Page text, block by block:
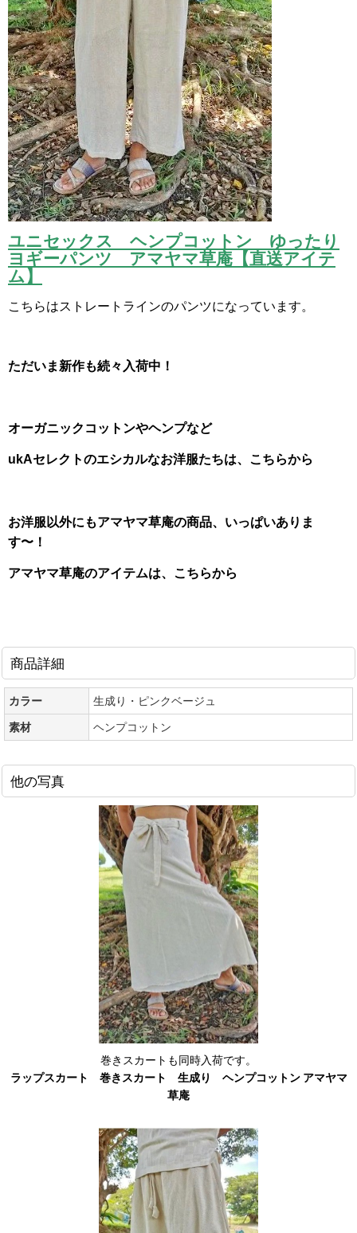
ユニセックス ヘンプコットン ゆったり
ヨギーパンツ アマヤマ草庵【直送アイテ
ム】
こちらはストレートラインのパンツになっています。
ただいま新作も続々入荷中！
オーガニックコットンやヘンプなど
ukAセレクトのエシカルなお洋服たちは、こちらから
お洋服以外にもアマヤマ草庵の商品、いっぱいありま
す〜！
アマヤマ草庵のアイテムは、こちらから
商品詳細
カラー
生成り・ピンクベージュ
素材
ヘンプコットン
他の写真
巻きスカートも同時入荷です。
ラップスカート 巻きスカート 生成り ヘンプコットン アマヤマ
草庵